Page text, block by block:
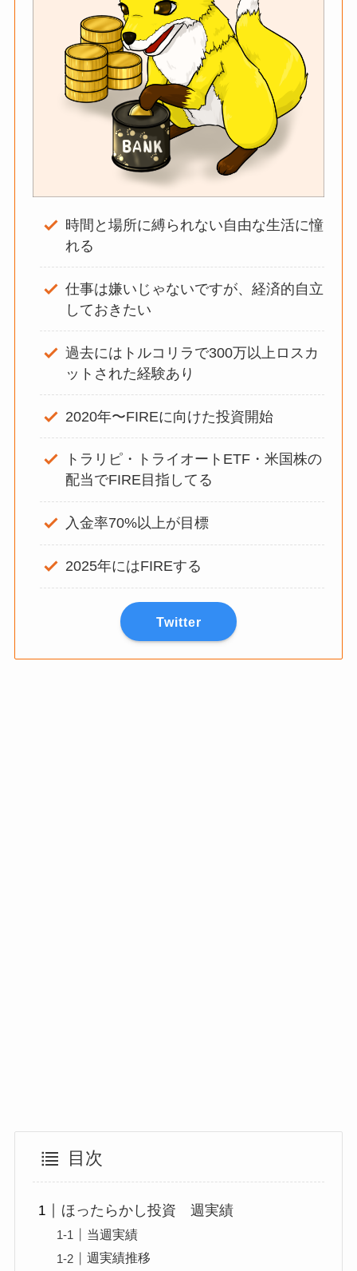
時間と場所に縛られない自由な生活に憧
れる
仕事は嫌いじゃないですが、経済的自立
しておきたい
過去にはトルコリラで300万以上ロスカ
ットされた経験あり
2020年〜FIREに向けた投資開始
トラリピ・トライオートETF・米国株の
配当でFIRE目指してる
入金率70%以上が目標
2025年にはFIREする
Twitter
目次
ほったらかし投資 週実績
当週実績
週実績推移